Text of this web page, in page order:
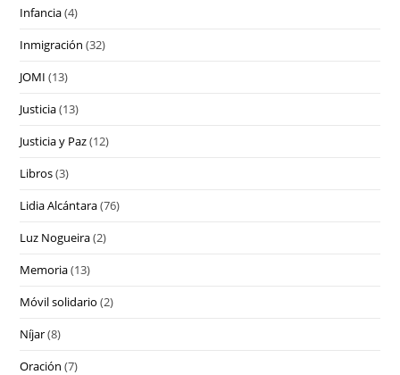
Infancia(4)
Inmigración (32)
JOMI (13)
Justicia(13)
Justicia y Paz(12)
Libros(3)
Lidia Alcántara(76)
Luz Nogueira(2)
Memoria(13)
Móvil solidario (2)
Níjar(8)
Oración (7)